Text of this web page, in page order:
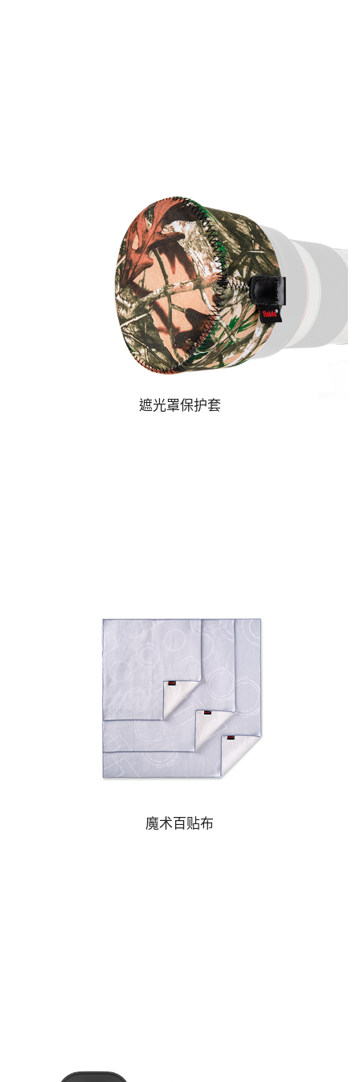
遮光罩保护套
魔术百贴布